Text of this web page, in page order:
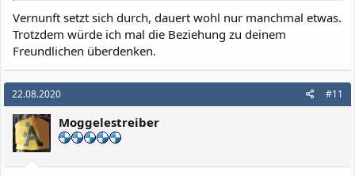
Vernunft setzt sich durch, dauert wohl nur manchmal etwas.
Trotzdem würde ich mal die Beziehung zu deinem
Freundlichen überdenken.
22.08.2020 #11
Moggelestreiber